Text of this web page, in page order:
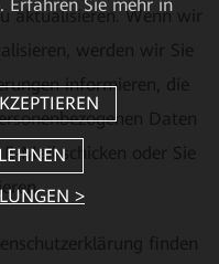
aktualisieren. Wenn wir
informieren, die
Daten
Mail schicken oder Sie
Erfahren Sie mehr in
>